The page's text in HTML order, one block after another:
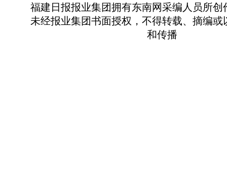
福建日报报业集团拥有东南网采编人员所创
未经报业集团书面授权，不得转载、摘编或
和传播